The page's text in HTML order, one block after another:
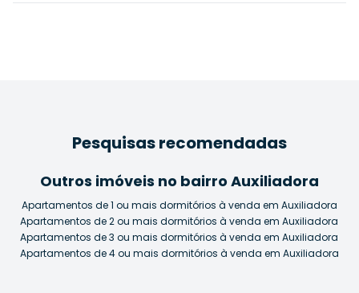
Pesquisas recomendadas
Outros imóveis no bairro Auxiliadora
Apartamentos de 1 ou mais dormitórios à venda em Auxiliadora
Apartamentos de 2 ou mais dormitórios à venda em Auxiliadora
Apartamentos de 3 ou mais dormitórios à venda em Auxiliadora
Apartamentos de 4 ou mais dormitórios à venda em Auxiliadora